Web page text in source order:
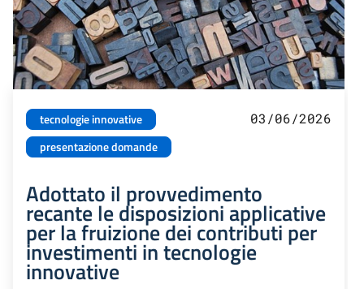
tecnologie innovative
presentazione domande
03/06/2026
Adottato il provvedimento
recante le disposizioni applicative
per la fruizione dei contributi per
investimenti in tecnologie
innovative